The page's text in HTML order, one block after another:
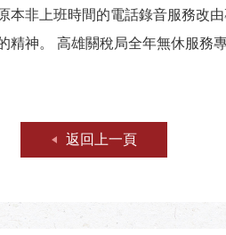
本非上班時間的電話錄音服務改
精神。 高雄關稅局全年無休服務
返回上一頁